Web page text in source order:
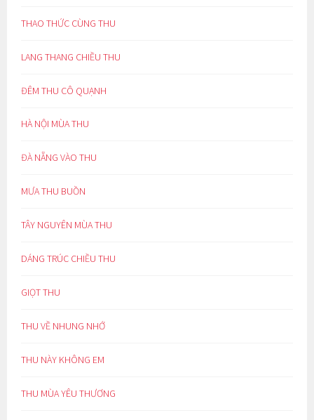
THAO THỨC CÙNG THU
LANG THANG CHIỀU THU
ĐÊM THU CÔ QUẠNH
HÀ NỘI MÙA THU
ĐÀ NẴNG VÀO THU
MƯA THU BUỒN
TÂY NGUYÊN MÙA THU
DÁNG TRÚC CHIỀU THU
GIỌT THU
THU VỀ NHUNG NHỚ
THU NÀY KHÔNG EM
THU MÙA YÊU THƯƠNG